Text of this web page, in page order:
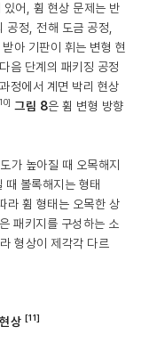
어, 휨 현상 문제는 반
공정, 전해 도금 공정,
아 기판이 휘는 변형 현
음 단계의 패키징 공정
정에서 계면 박리 현상
그림 8은 휨 변형 방향
가 높아질 때 오목해지
볼록해지는 형태
휨 형태는 오목한 상
패키지를 구성하는 소
형상이 제각각 다르
상 [11]